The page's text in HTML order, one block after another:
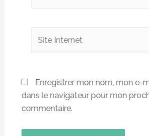
Internet
Enregistrer mon nom, mon e-
dans le navigateur pour mon
commentaire.